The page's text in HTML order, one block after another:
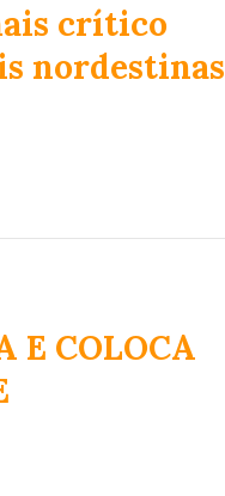
crítico
nordestinas
E COLOCA